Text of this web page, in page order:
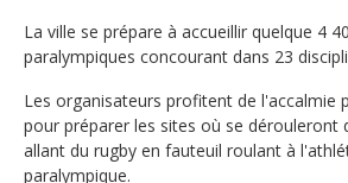
La ville se prépare à accueillir quelque 4
paralympiques concourant dans 23
Les organisateurs profitent de l'accalmie
pour préparer les sites où se dérouleront
allant du rugby en fauteuil roulant à
paralympique.